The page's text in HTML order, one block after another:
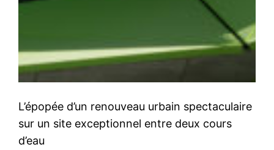
L’épopée d’un renouveau urbain spectaculaire
sur un site exceptionnel entre deux cours
d’eau